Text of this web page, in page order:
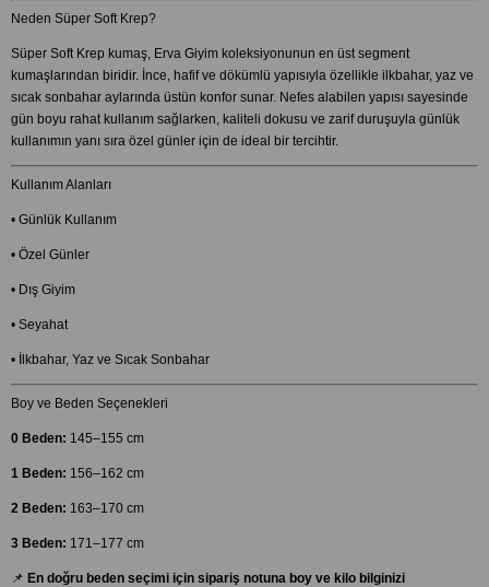
Neden Süper Soft Krep?
Süper Soft Krep kumaş, Erva Giyim koleksiyonunun en üst segment
kumaşlarından biridir. İnce, hafif ve dökümlü yapısıyla özellikle ilkbahar, yaz ve
sıcak sonbahar aylarında üstün konfor sunar. Nefes alabilen yapısı sayesinde
gün boyu rahat kullanım sağlarken, kaliteli dokusu ve zarif duruşuyla günlük
kullanımın yanı sıra özel günler için de ideal bir tercihtir.
Kullanım Alanları
• Günlük Kullanım
• Özel Günler
• Dış Giyim
• Seyahat
• İlkbahar, Yaz ve Sıcak Sonbahar
Boy ve Beden Seçenekleri
0 Beden: 145–155 cm
1 Beden: 156–162 cm
2 Beden: 163–170 cm
3 Beden: 171–177 cm
📌 En doğru beden seçimi için sipariş notuna boy ve kilo bilginizi